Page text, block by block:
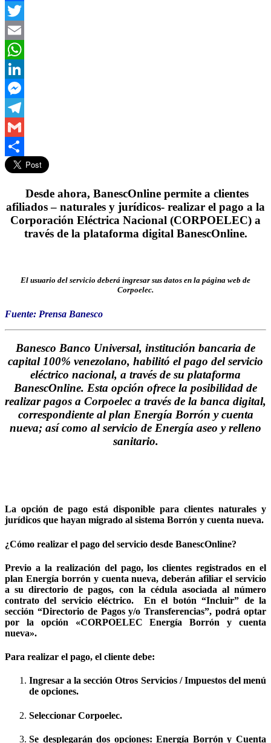
Facebook
Twitter
Email
WhatsApp
LinkedIn
Messenger
Telegram
Gmail
Compartir
Desde ahora, BanescOnline permite a clientes
afiliados – naturales y jurídicos- realizar el pago a la
Corporación Eléctrica Nacional (CORPOELEC) a
través de la plataforma digital BanescOnline.
El usuario del servicio deberá ingresar sus datos en la página web de
Corpoelec.
Fuente: Prensa Banesco
Banesco Banco Universal, institución bancaria de
capital 100% venezolano, habilitó el pago del servicio
eléctrico nacional, a través de su plataforma
BanescOnline. Esta opción ofrece la posibilidad de
realizar pagos a Corpoelec a través de la banca digital,
correspondiente al plan Energía Borrón y cuenta
nueva; así como al servicio de Energía aseo y relleno
sanitario.
La opción de pago está disponible para clientes naturales y
jurídicos que hayan migrado al sistema Borrón y cuenta nueva.
¿Cómo realizar el pago del servicio desde BanescOnline?
Previo a la realización del pago, los clientes registrados en el
plan Energía borrón y cuenta nueva, deberán afiliar el servicio
a su directorio de pagos, con la cédula asociada al número
contrato del servicio eléctrico. En el botón “Incluir” de la
sección “Directorio de Pagos y/o Transferencias”, podrá optar
por la opción «CORPOELEC Energía Borrón y cuenta
nueva».
Para realizar el pago, el cliente debe:
Ingresar a la secciónOtros Servicios / Impuestos del menú
de opciones.
Seleccionar Corpoelec.
Se desplegarán dos opciones:Energía Borrón y Cuenta